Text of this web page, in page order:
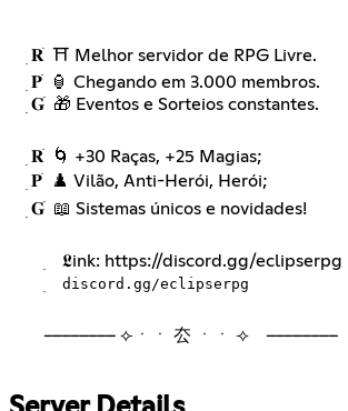
⠀ ׅ 𝐑 ׁ ⛩️ Melhor servidor de RPG Livre.
⠀ ׅ 𝐏 ׁ 🏮 Chegando em 3.000 membros.
⠀ ׅ 𝐆 ׁ 🎁 Eventos e Sorteios constantes.
⠀ ׅ 𝐑 ׁ 🌀 +30 Raças, +25 Magias;
⠀ ׅ 𝐏 ׁ ♟️ Vilão, Anti-Herói, Herói;
⠀ ׅ 𝐆 ׁ 📖 Sistemas únicos e novidades!
⠀ ⠀ ׅ ⠀𝕷ink: https://discord.gg/eclipserpg
discord.gg/eclipserpg
⠀ ⠀ ⟣ㆍㆍ 厺 ㆍㆍ ⟢ ⠀ ⠀